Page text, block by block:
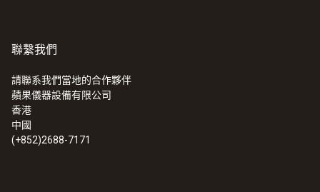
聯繫我們
請聯系我們當地的合作夥伴
蘋果儀器設備有限公司
香港
中國
(+852)2688-7171